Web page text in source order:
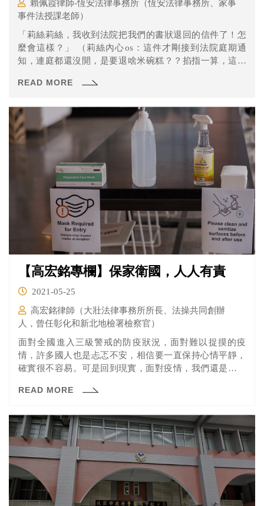
賴佩霞律師-恆安法律事務所（恆安法律事務所、家事
事件法授課老師）
「莉絲莉絲，我收到法院把我們的書狀退回的信件了！怎
麼會這樣？」 （莉絲內心os：這件才剛接到法院庭期通
知，連庭都還沒開，是要退啥米碗糕？？掐指一算，這件
退件郵件，信封是寫誰的名字啊？」 「就我女兒啊！她都
是我們當初寄給法院的書狀啊！法院為什麼退回來惹？」
不知道曾經有在法院走跳過的粉粉們，有沒有覺得上面的
情形似曾相識呢？
READ MORE
【高宏銘專欄】保家衛國，人人有責
2021-05-25
高宏銘律師（大壯法律事務所所長、法操共同創辦
人，曾任彰化和新北地檢署檢察官）
面對全國進入三級警戒的防疫狀況，面對難以捉摸的疫
情，許多國人也是忐忑不安，相信要一直保持心情平靜，
確實很不容易。可是回到現實，面對疫情，我們還是要想
READ MORE